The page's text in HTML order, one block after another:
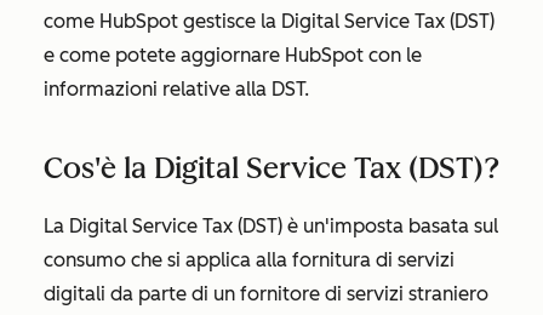
come HubSpot gestisce la Digital Service Tax (DST)
e come potete aggiornare HubSpot con le
informazioni relative alla DST.
Cos'è la Digital Service Tax (DST)?
La Digital Service Tax (DST) è un'imposta basata sul
consumo che si applica alla fornitura di servizi
digitali da parte di un fornitore di servizi straniero